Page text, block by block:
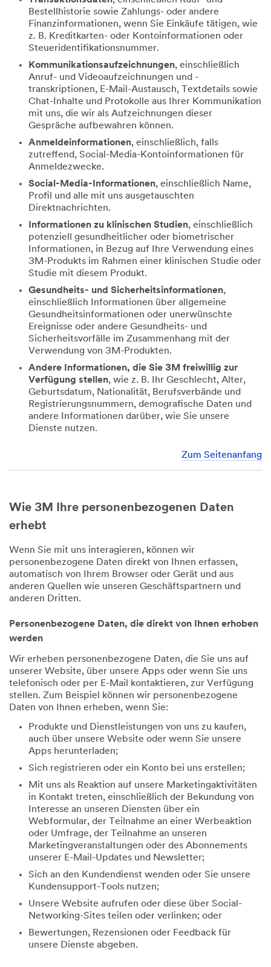
Bestellhistorie sowie Zahlungs- oder andere
Finanzinformationen, wenn Sie Einkäufe tätigen, wie
z. B. Kreditkarten- oder Kontoinformationen oder
Steueridentifikationsnummer.
Kommunikationsaufzeichnungen, einschließlich
Anruf- und Videoaufzeichnungen und -
transkriptionen, E-Mail-Austausch, Textdetails sowie
Chat-Inhalte und Protokolle aus Ihrer Kommunikation
mit uns, die wir als Aufzeichnungen dieser
Gespräche aufbewahren können.
Anmeldeinformationen, einschließlich, falls
zutreffend, Social-Media-Kontoinformationen für
Anmeldezwecke.
Social-Media-Informationen, einschließlich Name,
Profil und alle mit uns ausgetauschten
Direktnachrichten.
Informationen zu klinischen Studien, einschließlich
potenziell gesundheitlicher oder biometrischer
Informationen, in Bezug auf Ihre Verwendung eines
3M-Produkts im Rahmen einer klinischen Studie oder
Studie mit diesem Produkt.
Gesundheits- und Sicherheitsinformationen,
einschließlich Informationen über allgemeine
Gesundheitsinformationen oder unerwünschte
Ereignisse oder andere Gesundheits- und
Sicherheitsvorfälle im Zusammenhang mit der
Verwendung von 3M-Produkten.
Andere Informationen, die Sie 3M freiwillig zur
Verfügung stellen, wie z. B. Ihr Geschlecht, Alter,
Geburtsdatum, Nationalität, Berufsverbände und
Registrierungsnummern, demografische Daten und
andere Informationen darüber, wie Sie unsere
Dienste nutzen.
Zum Seitenanfang
Wie 3M Ihre personenbezogenen Daten
erhebt
Wenn Sie mit uns interagieren, können wir
personenbezogene Daten direkt von Ihnen erfassen,
automatisch von Ihrem Browser oder Gerät und aus
anderen Quellen wie unseren Geschäftspartnern und
anderen Dritten.
Personenbezogene Daten, die direkt von Ihnen erhoben
werden
Wir erheben personenbezogene Daten, die Sie uns auf
unserer Website, über unsere Apps oder wenn Sie uns
telefonisch oder per E-Mail kontaktieren, zur Verfügung
stellen. Zum Beispiel können wir personenbezogene
Daten von Ihnen erheben, wenn Sie:
Produkte und Dienstleistungen von uns zu kaufen,
auch über unsere Website oder wenn Sie unsere
Apps herunterladen;
Sich registrieren oder ein Konto bei uns erstellen;
Mit uns als Reaktion auf unsere Marketingaktivitäten
in Kontakt treten, einschließlich der Bekundung von
Interesse an unseren Diensten über ein
Webformular, der Teilnahme an einer Werbeaktion
oder Umfrage, der Teilnahme an unseren
Marketingveranstaltungen oder des Abonnements
unserer E-Mail-Updates und Newsletter;
Sich an den Kundendienst wenden oder Sie unsere
Kundensupport-Tools nutzen;
Unsere Website aufrufen oder diese über Social-
Networking-Sites teilen oder verlinken; oder
Bewertungen, Rezensionen oder Feedback für
unsere Dienste abgeben.